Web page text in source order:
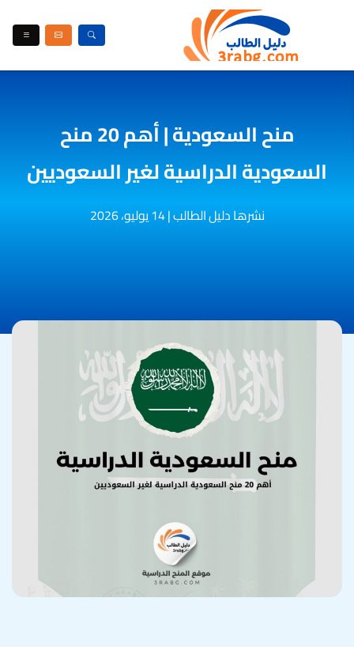
منح السعودية | أهم 20 منح
السعودية الدراسية لغير السعوديين
نشرها دليل الطالب|14 يوليو، 2026